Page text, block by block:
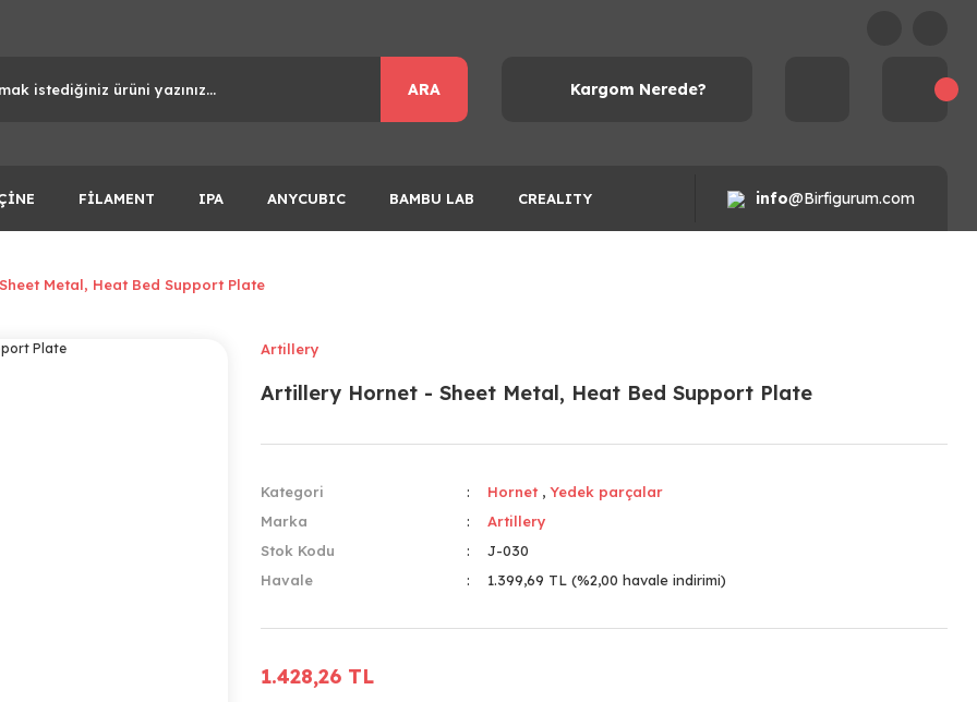
ARA Kargom Nerede?
FİLAMENT IPA ANYCUBIC BAMBU LAB CREALITY info@Birfigurum.com
Metal, Heat Bed Support Plate
Artillery
Artillery Hornet - Sheet Metal, Heat Bed Support Plate
Kategori Hornet , Yedek parçalar
Marka
Artillery
Stok Kodu
J-030
Havale
1.399,69 TL (%2,00 havale indirimi)
1.428,26 TL